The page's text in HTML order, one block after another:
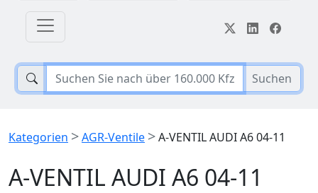
Suchen
Kategorien >AGR-Ventile >A-VENTIL AUDI A6 04-11
A-VENTIL AUDI A6 04-11